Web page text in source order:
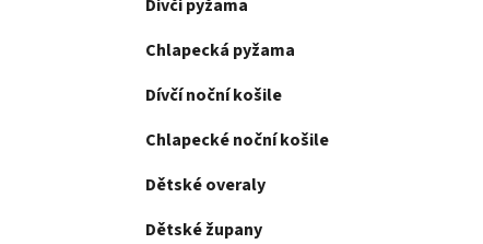
Dívčí pyžama
Chlapecká pyžama
Dívčí noční košile
Chlapecké noční košile
Dětské overaly
Dětské župany